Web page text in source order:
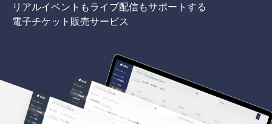
リアルイベントもライブ配信もサポートする
電子チケット販売サービス